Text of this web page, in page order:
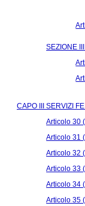
SEZIONE
CAPO III SERVIZI
Articolo 30
Articolo 31
Articolo 32
Articolo 33
Articolo 34
Articolo 35